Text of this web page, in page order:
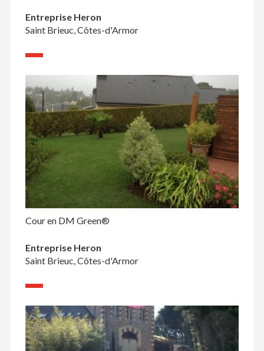
Entreprise Heron
Saint Brieuc, Côtes-d'Armor
Cour en DM Green®
Entreprise Heron
Saint Brieuc, Côtes-d'Armor